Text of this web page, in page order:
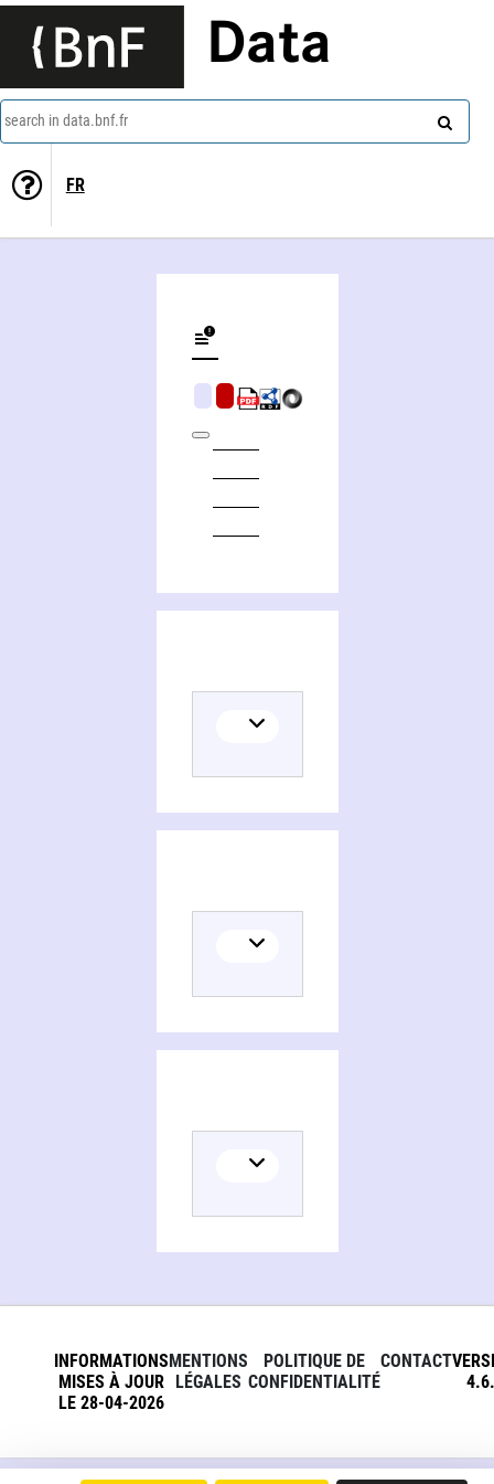
Data
search in data.bnf.fr
FR
INFORMATIONS
MISES À JOUR
LE 28-04-2026
MENTIONS
LÉGALES
POLITIQUE DE
CONFIDENTIALITÉ
CONTACT